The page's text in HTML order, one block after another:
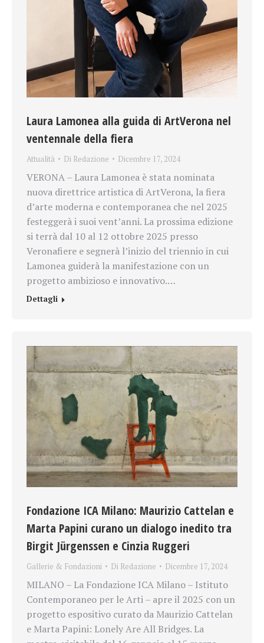
Laura Lamonea alla guida di ArtVerona nel
ventennale della fiera
Attualità Di Redazione Dicembre 17, 2024
VERONA – Laura Lamonea è stata nominata
nuova direttrice artistica di ArtVerona, la fiera
d’arte moderna e contemporanea che nel 2025
festeggerà i suoi vent’anni. La prossima edizione
si terrà dal 10 al 12 ottobre 2025 presso
Veronafiere e segnerà l’inizio del triennio in cui
Lamonea guiderà la manifestazione con un
progetto ambizioso e innovativo.…
Dettagli
Fondazione ICA Milano: Maurizio Cattelan e
Marta Papini curano un dialogo inedito tra
Birgit Jürgenssen e Cinzia Ruggeri
Gallerie & Fondazioni Di Redazione Dicembre 17, 2024
MILANO – La Fondazione ICA Milano – Istituto
Contemporaneo per le Arti – apre il 2025 con un
progetto espositivo curato da Maurizio Cattelan
e Marta Papini: Lonely Are All Bridges. La